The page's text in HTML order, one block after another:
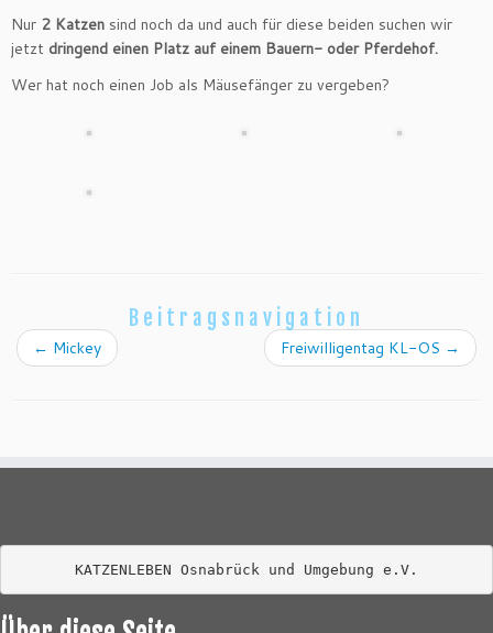
Nur 2 Katzen sind noch da und auch für diese beiden suchen wir
jetzt dringend einen Platz auf einem Bauern- oder Pferdehof.
Wer hat noch einen Job als Mäusefänger zu vergeben?
Beitragsnavigation
← Mickey Freiwilligentag KL-OS →
KATZENLEBEN Osnabrück und Umgebung e.V.